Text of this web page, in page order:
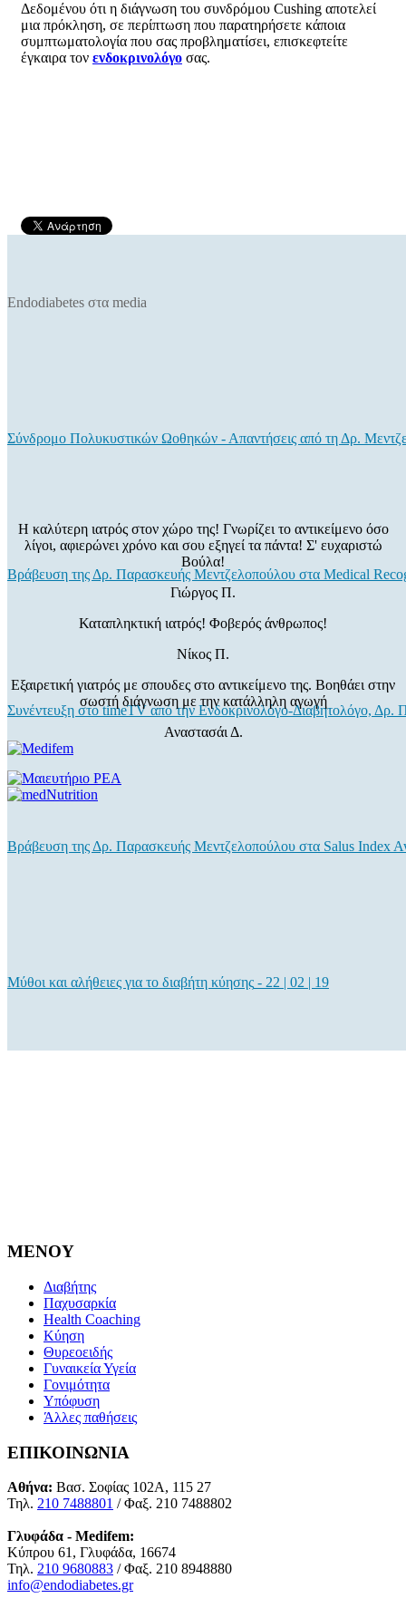
Δεδομένου ότι η διάγνωση του συνδρόμου Cushing αποτελεί
μια πρόκληση, σε περίπτωση που παρατηρήσετε κάποια
συμπτωματολογία που σας προβληματίσει, επισκεφτείτε
έγκαιρα τον ενδοκρινολόγο σας.
Endodiabetes στα media
Σύνδρομο Πολυκυστικών Ωοθηκών - Απαντήσεις από τη Δρ.
Βράβευση της Δρ. Παρασκευής Μεντζελοπούλου στα Medical
Συνέντευξη στο timeTV από την Ενδοκρινολόγο-Διαβητολόγο,
Βράβευση της Δρ. Παρασκευής Μεντζελοπούλου στα Salus Index
Μύθοι και αλήθειες για το διαβήτη κύησης - 22 | 02 | 19
Η καλύτερη ιατρός στον χώρο της! Γνωρίζει το αντικείμενο όσο
λίγοι, αφιερώνει χρόνο και σου εξηγεί τα πάντα! Σ' ευχαριστώ
Βούλα!
Γιώργος Π.
Καταπληκτική ιατρός! Φοβερός άνθρωπος!
Νίκος Π.
Εξαιρετική γιατρός με σπουδες στο αντικείμενο της. Βοηθάει στην
σωστή διάγνωση με την κατάλληλη αγωγή
Αναστασάι Δ.
MENOY
Διαβήτης
Παχυσαρκία
Health Coaching
Κύηση
Θυρεοειδής
Γυναικεία Υγεία
Γονιμότητα
Υπόφυση
Άλλες παθήσεις
ΕΠΙΚΟΙΝΩΝΙΑ
Αθήνα: Βασ. Σοφίας 102Α, 115 27
Τηλ. 210 7488801 / Φαξ. 210 7488802
Γλυφάδα - Medifem:
Κύπρου 61, Γλυφάδα, 16674
Τηλ. 210 9680883 / Φαξ. 210 8948880
info@endodiabetes.gr